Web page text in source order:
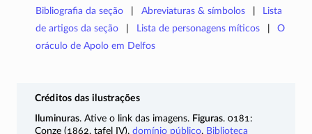
Bibliografia da seção Abreviaturas & símbolos
Lista
de artigos da seção
Lista de personagens míticos
O
oráculo de Apolo em Delfos
Créditos das ilustrações
Iluminuras. Ative o link das imagens. Figuras. 0181:
Conze (1862, tafel IV), domínio público, Biblioteca